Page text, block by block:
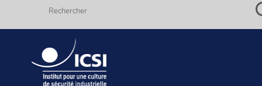
Rechercher